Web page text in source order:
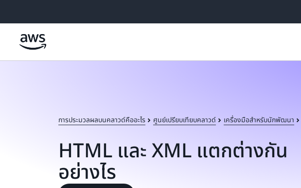
การประมวลผลบนคลาวด์คืออะไร ศูนย์เปรียบเทียบคลาวด์ เครื่องมือสำหรับนักพัฒนา
HTML และ XML แตกต่างกัน
อย่างไร